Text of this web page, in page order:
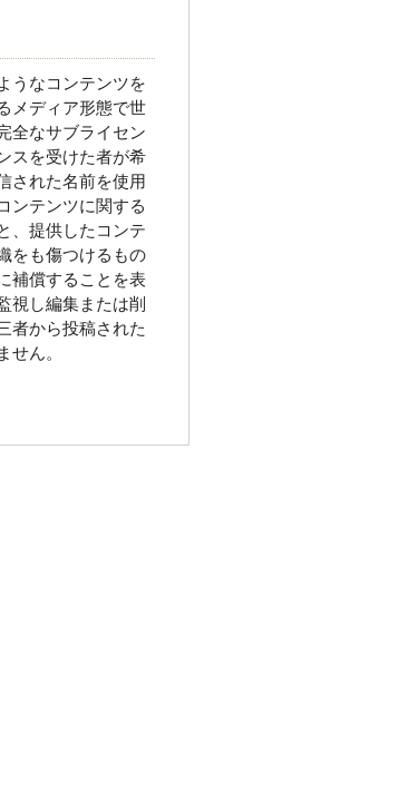
うなコンテンツを
メディア形態で世
全なサブライセン
スを受けた者が希
された名前を使用
ンテンツに関する
、提供したコンテ
をも傷つけるもの
補償することを表
視し編集または削
者から投稿された
ん。